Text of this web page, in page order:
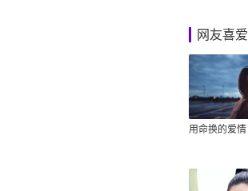
网友喜爱
用命换的爱情